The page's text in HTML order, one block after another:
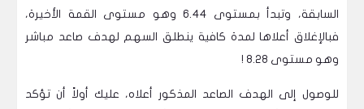
السابقة، وتبدأ بمستوى 6.44 وهو مستوى القمة الأخيرة،
فبالإغلاق أعلاها لمدة كافية ينطلق السهم لهدف صاعد مباشر
وهو مستوى 8.28 !
للوصول إلى الهدف الصاعد المذكور أعلاه، عليك أولاً أن تؤكد